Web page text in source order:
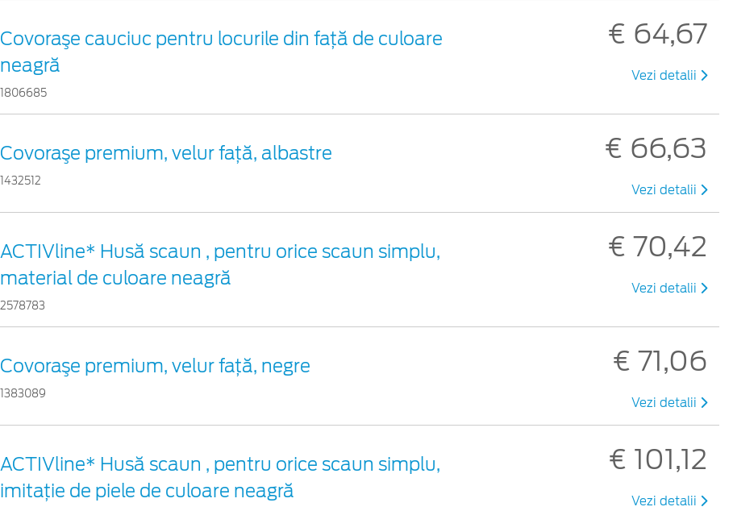
Covoraşe cauciuc pentru locurile din față de culoare
neagră
1806685
€ 64,67
Vezi detalii
Covoraşe premium, velur faţă, albastre
1432512
€ 66,63
Vezi detalii
ACTIVline* Husă scaun , pentru orice scaun simplu,
material de culoare neagră
2578783
€ 70,42
Vezi detalii
Covoraşe premium, velur faţă, negre
1383089
€ 71,06
Vezi detalii
ACTIVline* Husă scaun , pentru orice scaun simplu,
imitație de piele de culoare neagră
€ 101,12
Vezi detalii